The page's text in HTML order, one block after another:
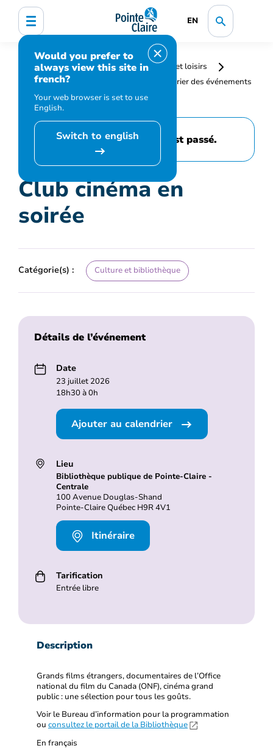
EN
Would you prefer to
always view this site in
french?
Your web browser is set to use
English.
Switch to english
Accueil
Bibliothèque, culture, sports et loisirs
Programmation et inscription
Calendrier des événements
et activités
Club cinéma en soirée
Cet événement est passé.
Club cinéma en
soirée
Catégorie(s) : Culture et bibliothèque
Détails de l’événement
Date
23 juillet 2026
18h30 à 0h
Ajouter au calendrier
Lieu
Bibliothèque publique de Pointe-Claire -
Centrale
100 Avenue Douglas-Shand
Pointe-Claire Québec H9R 4V1
Itinéraire
Tarification
Entrée libre
Description
Grands films étrangers, documentaires de l’Office
national du film du Canada (ONF), cinéma grand
public : une sélection pour tous les goûts.
Voir le Bureau d’information pour la programmation
ou consultez le portail de la Bibliothèque
En français